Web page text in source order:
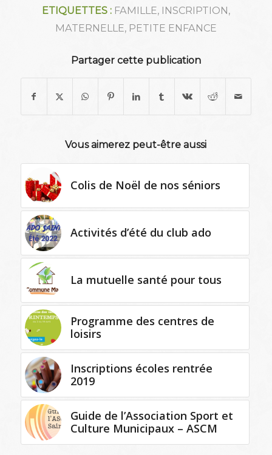
ETIQUETTES : FAMILLE, INSCRIPTION,
MATERNELLE, PETITE ENFANCE
Partager cette publication
Vous aimerez peut-être aussi
Colis de Noël de nos séniors
Activités d’été du club ado
La mutuelle santé pour tous
Programme des centres de
loisirs
Inscriptions écoles rentrée
2019
Guide de l’Association Sport et
Culture Municipaux – ASCM